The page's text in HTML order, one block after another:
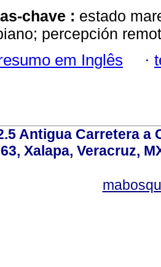
chave : estado
percepción
em Inglês ·
Antigua Carretera a
Xalapa, Veracruz,